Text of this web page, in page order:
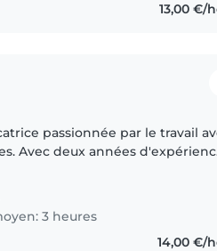
13,00 €/
passionnée par le travail
Avec deux années
3 heures
14,00 €/